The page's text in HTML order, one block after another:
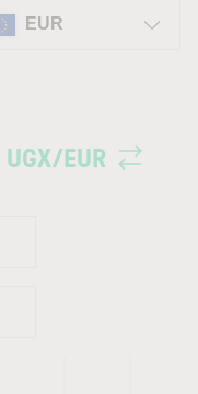
EUR
UGX/EUR